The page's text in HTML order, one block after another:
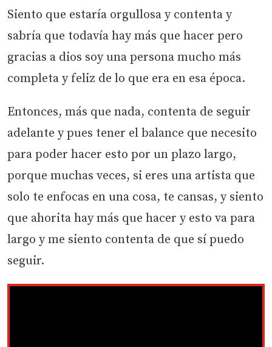
Siento que estaría orgullosa y contenta y
sabría que todavía hay más que hacer pero
gracias a dios soy una persona mucho más
completa y feliz de lo que era en esa época.
Entonces, más que nada, contenta de seguir
adelante y pues tener el balance que necesito
para poder hacer esto por un plazo largo,
porque muchas veces, si eres una artista que
solo te enfocas en una cosa, te cansas, y siento
que ahorita hay más que hacer y esto va para
largo y me siento contenta de que sí puedo
seguir.